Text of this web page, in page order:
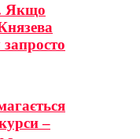
Якщо
–